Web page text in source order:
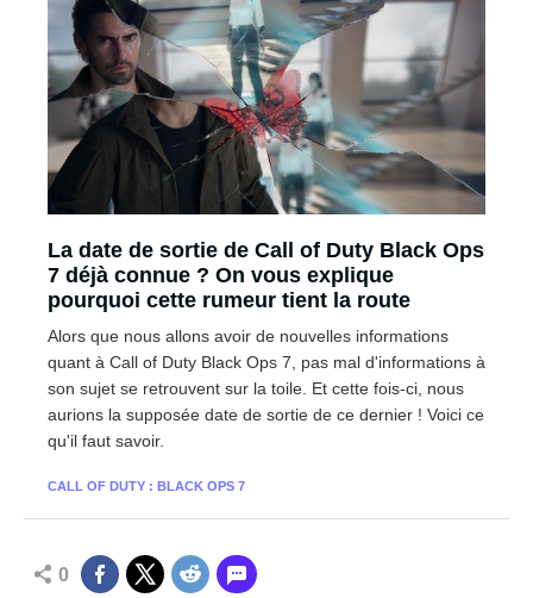
La date de sortie de Call of Duty Black Ops
7 déjà connue ? On vous explique
pourquoi cette rumeur tient la route
Alors que nous allons avoir de nouvelles informations
quant à Call of Duty Black Ops 7, pas mal d'informations à
son sujet se retrouvent sur la toile. Et cette fois-ci, nous
aurions la supposée date de sortie de ce dernier ! Voici ce
qu'il faut savoir.
CALL OF DUTY : BLACK OPS 7
0